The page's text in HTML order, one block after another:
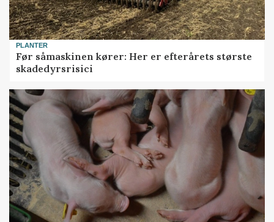
PLANTER
Før såmaskinen kører: Her er efterårets største
skadedyrsrisici